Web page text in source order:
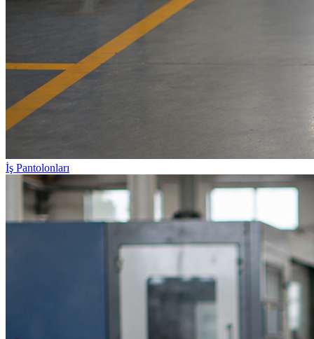
İş Pantolonları